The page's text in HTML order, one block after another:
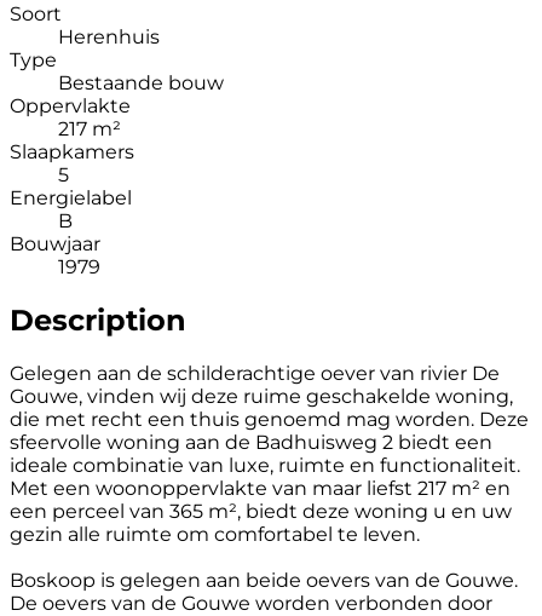
Soort
Herenhuis
Type
Bestaande bouw
Oppervlakte
217 m²
Slaapkamers
5
Energielabel
B
Bouwjaar
1979
Description
Gelegen aan de schilderachtige oever van rivier De
Gouwe, vinden wij deze ruime geschakelde woning,
die met recht een thuis genoemd mag worden. Deze
sfeervolle woning aan de Badhuisweg 2 biedt een
ideale combinatie van luxe, ruimte en functionaliteit.
Met een woonoppervlakte van maar liefst 217 m² en
een perceel van 365 m², biedt deze woning u en uw
gezin alle ruimte om comfortabel te leven.
Boskoop is gelegen aan beide oevers van de Gouwe.
De oevers van de Gouwe worden verbonden door